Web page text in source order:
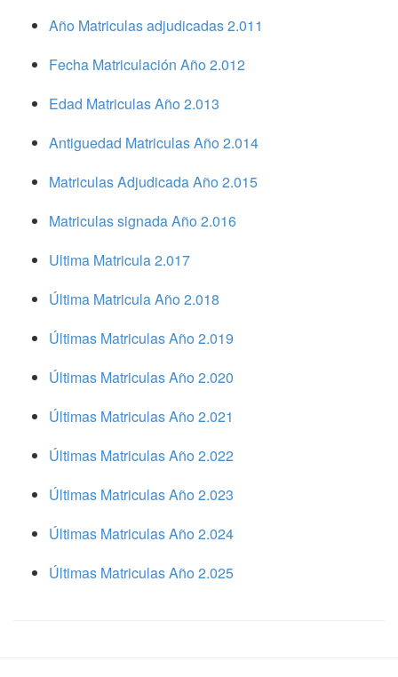
Año Matriculas adjudicadas 2.011
Fecha Matriculación Año 2.012
Edad Matriculas Año 2.013
Antiguedad Matriculas Año 2.014
Matriculas Adjudicada Año 2.015
Matriculas signada Año 2.016
Ultima Matricula 2.017
Última Matricula Año 2.018
Últimas Matriculas Año 2.019
Últimas Matriculas Año 2.020
Últimas Matriculas Año 2.021
Últimas Matriculas Año 2.022
Últimas Matriculas Año 2.023
Últimas Matriculas Año 2.024
Últimas Matriculas Año 2.025